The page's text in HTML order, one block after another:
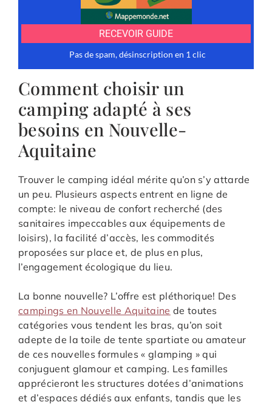
Comment choisir un
camping adapté à ses
besoins en Nouvelle-
Aquitaine
Trouver le camping idéal mérite qu’on s’y attarde
un peu. Plusieurs aspects entrent en ligne de
compte: le niveau de confort recherché (des
sanitaires impeccables aux équipements de
loisirs), la facilité d’accès, les commodités
proposées sur place et, de plus en plus,
l’engagement écologique du lieu.
La bonne nouvelle? L’offre est pléthorique! Des
campings en Nouvelle Aquitaine de toutes
catégories vous tendent les bras, qu’on soit
adepte de la toile de tente spartiate ou amateur
de ces nouvelles formules « glamping » qui
conjuguent glamour et camping. Les familles
apprécieront les structures dotées d’animations
et d’espaces dédiés aux enfants, tandis que les